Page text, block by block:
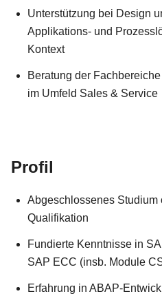
Unterstützung bei Design
Applikations- und
Kontext
Beratung der
im Umfeld Sales & Service
Profil
Abgeschlossenes Studium
Qualifikation
Fundierte Kenntnisse in
SAP ECC (insb. Module
Erfahrung in ABAP-